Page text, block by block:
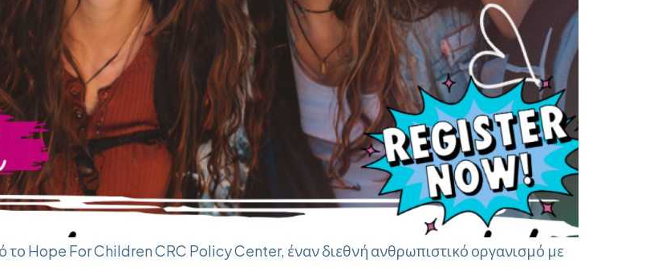
Hope For Children CRC Policy Center, έναν διεθνή ανθρωπιστικό οργανισμό με